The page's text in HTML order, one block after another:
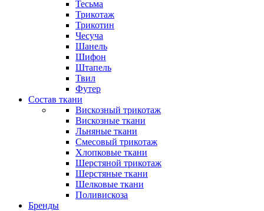
Тесьма
Трикотаж
Трикотин
Чесуча
Шанель
Шифон
Штапель
Твил
Футер
Состав ткани
Вискозный трикотаж
Вискозные ткани
Льняные ткани
Смесовый трикотаж
Хлопковые ткани
Шерстяной трикотаж
Шерстяные ткани
Шелковые ткани
Поливискоза
Бренды